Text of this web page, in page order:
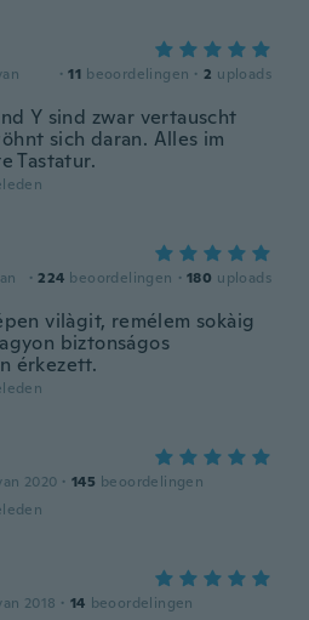
· 11 beoordelingen · 2 uploads
Y sind zwar vertauscht
sich daran. Alles im
Tastatur.
· 224 beoordelingen · 180 uploads
vilàgit, remélem sokàig
biztonságos
érkezett.
2020 · 145 beoordelingen
2018 · 14 beoordelingen